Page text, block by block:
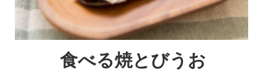
食べる焼とびうお